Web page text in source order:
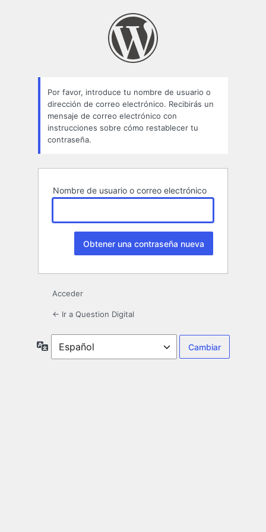
Por favor, introduce tu nombre de usuario o
dirección de correo electrónico. Recibirás un
mensaje de correo electrónico con
instrucciones sobre cómo restablecer tu
contraseña.
Nombre de usuario o correo electrónico
Acceder
← Ir a Question Digital
Idioma